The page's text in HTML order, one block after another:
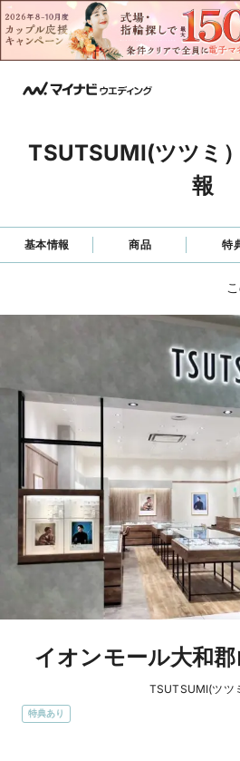
TSUTSUMI(ツツミ
報
基本情報 商品 特
イオンモール大和
TSUTSUMI(ツツ
特典あり